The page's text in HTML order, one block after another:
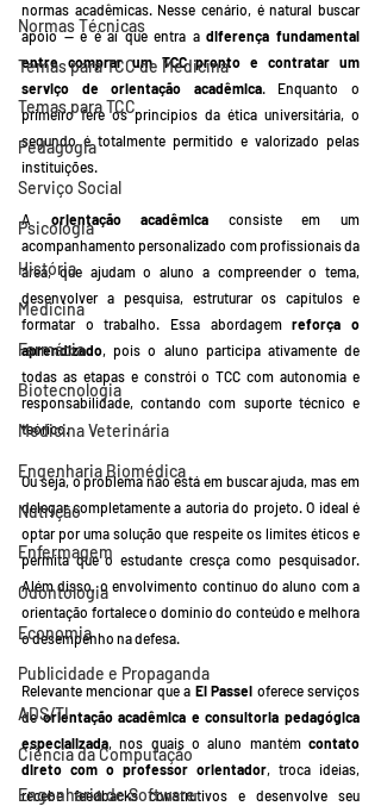
Normas Técnicas
Temas para TCC de Medicina
Temas para TCC
Pedagogia
Serviço Social
Psicologia
História
Medicina
Farmácia
Biotecnologia
Medicina Veterinária
Engenharia Biomédica
Nutrição
Enfermagem
Odontologia
Economia
Publicidade e Propaganda
ADS/TI
Ciência da Computação
Engenharia de Software
normas acadêmicas. Nesse cenário, é natural buscar
apoio — e é aí que entra a diferença fundamental
entre comprar um TCC pronto e contratar um
serviço de orientação acadêmica. Enquanto o
primeiro fere os princípios da ética universitária, o
segundo é totalmente permitido e valorizado pelas
instituições.
A orientação acadêmica consiste em um
acompanhamento personalizado com profissionais da
área, que ajudam o aluno a compreender o tema,
desenvolver a pesquisa, estruturar os capítulos e
formatar o trabalho. Essa abordagem reforça o
aprendizado, pois o aluno participa ativamente de
todas as etapas e constrói o TCC com autonomia e
responsabilidade, contando com suporte técnico e
teórico.
Ou seja, o problema não está em buscar ajuda, mas em
delegar completamente a autoria do projeto. O ideal é
optar por uma solução que respeite os limites éticos e
permita que o estudante cresça como pesquisador.
Além disso, o envolvimento contínuo do aluno com a
orientação fortalece o domínio do conteúdo e melhora
o desempenho na defesa.
Relevante mencionar que a Ei Passei oferece serviços
de orientação acadêmica e consultoria pedagógica
especializada, nos quais o aluno mantém contato
direto com o professor orientador, troca ideias,
recebe feedbacks construtivos e desenvolve seu